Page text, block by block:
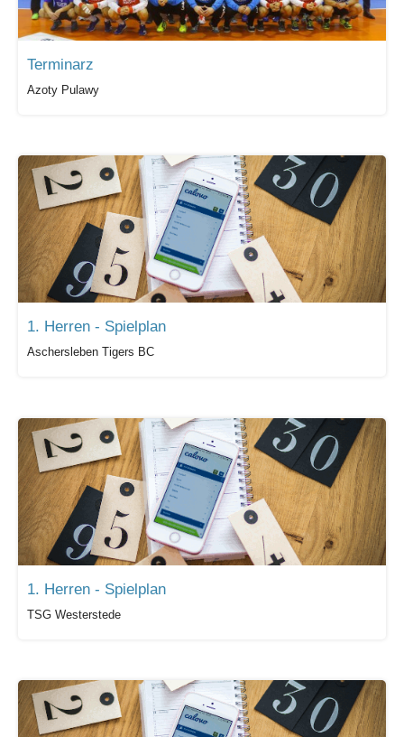
Terminarz
Azoty Pulawy
1. Herren - Spielplan
Aschersleben Tigers BC
1. Herren - Spielplan
TSG Westerstede